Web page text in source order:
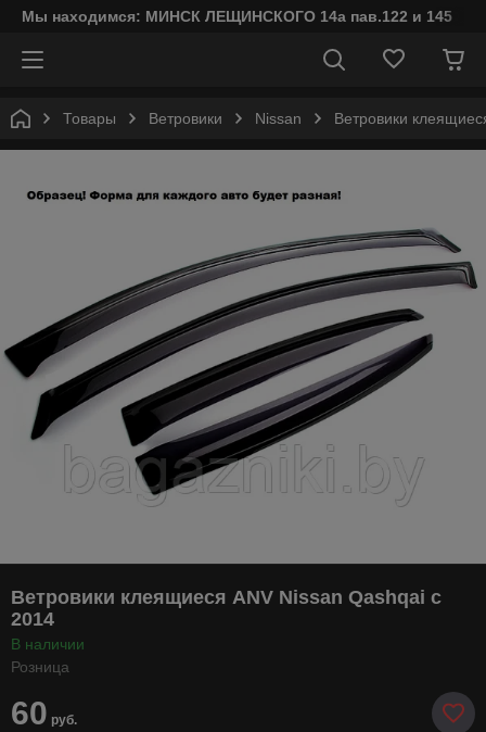
Мы находимся: МИНСК ЛЕЩИНСКОГО 14а пав.122 и 145
Товары Ветровики Nissan Ветровики
Ветровики клеящиеся ANV Nissan Qashqai с
2014
В наличии
Розница
60 руб.